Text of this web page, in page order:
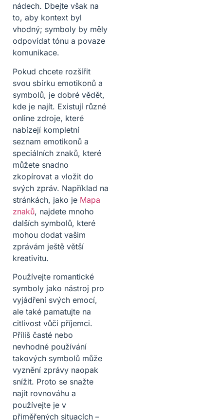
nádech. Dbejte však na
to, aby kontext byl
vhodný; symboly by měly
odpovídat tónu a povaze
komunikace.
Pokud chcete rozšířit
svou sbírku emotikonů a
symbolů, je dobré vědět,
kde je najít. Existují různé
online zdroje, které
nabízejí kompletní
seznam emotikonů a
speciálních znaků, které
můžete snadno
zkopírovat a vložit do
svých zpráv. Například na
stránkách, jako je Mapa
znaků, najdete mnoho
dalších symbolů, které
mohou dodat vašim
zprávám ještě větší
kreativitu.
Používejte romantické
symboly jako nástroj pro
vyjádření svých emocí,
ale také pamatujte na
citlivost vůči příjemci.
Příliš časté nebo
nevhodné používání
takových symbolů může
vyznění zprávy naopak
snížit. Proto se snažte
najít rovnováhu a
používejte je v
přiměřených situacích –